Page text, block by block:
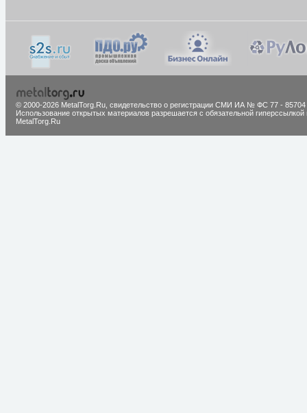
© 2000-2026 MetalTorg.Ru, cвидетельство о регистрации СМИ ИА № ФС 77 - 85704
Использование открытых материалов разрешается с обязательной гиперссылкой
MetalTorg.Ru